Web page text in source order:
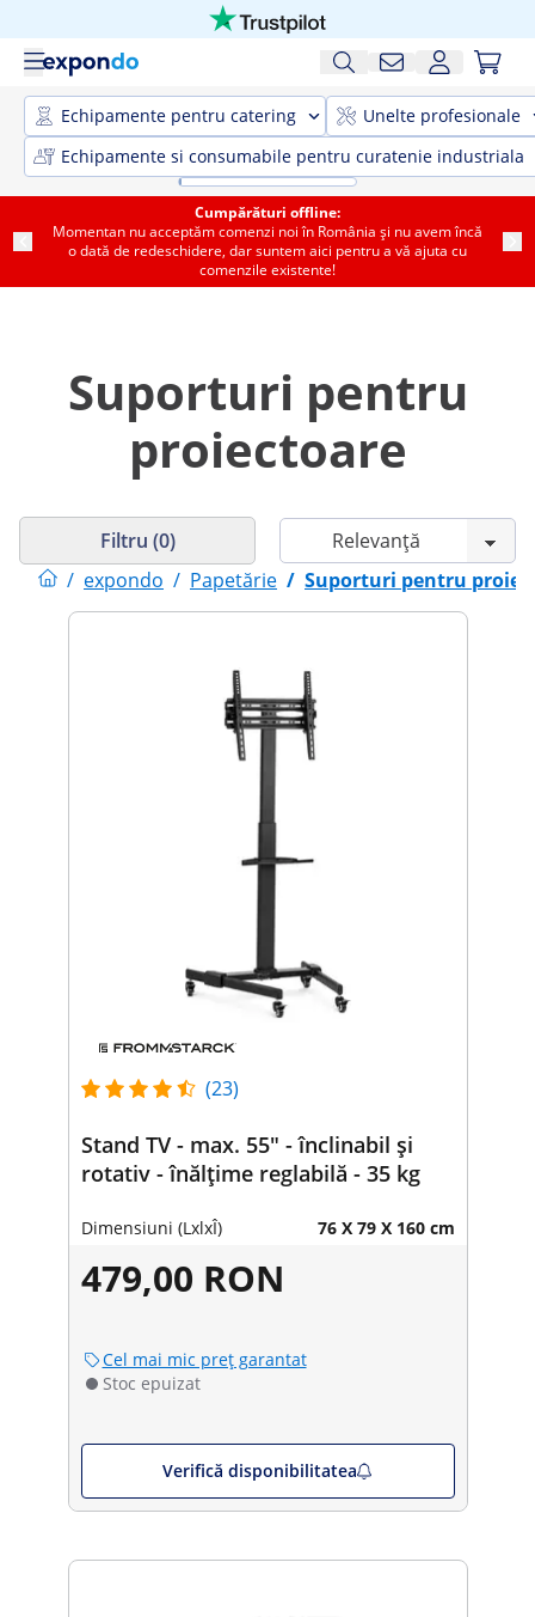
Echipamente pentru catering
Unelte profesionale
Echipamente si consumabile pentru curatenie industriala
Cumpărături offline:
Momentan nu acceptăm comenzi noi în România și nu avem încă
o dată de redeschidere, dar suntem aici pentru a vă ajuta cu
comenzile existente!
Suporturi pentru
proiectoare
/ expondo / Papetărie / Suporturi pentru
Filtru (0)
(23)
Stand TV - max. 55" - înclinabil și
rotativ - înălțime reglabilă - 35 kg
Dimensiuni (LxlxÎ) 76 X 79 X 160 cm
479,00 RON
Cel mai mic preț garantat
Stoc epuizat
Verifică disponibilitatea